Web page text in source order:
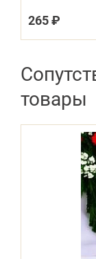
265 ₽
товары